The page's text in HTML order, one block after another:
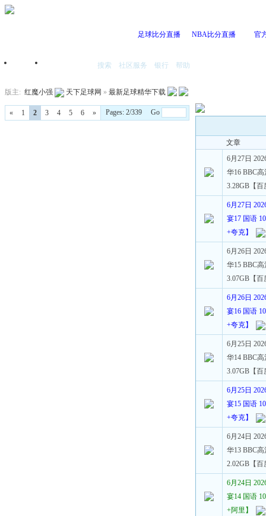
足球比分直播 NBA比分直播 官
首页 搜索 社区服务 银行 帮助
版主: 红魔小强 天下足球网 » 最新足球精华下载
« 1 2 3 4 5 6 » Pages: 2/339 Go
文章
6月27日
华16 BBC高
3.28GB【百
6月27日
宴17 国语
+夸克】
6月26日
华15 BBC高
3.07GB【百
6月26日
宴16 国语
+夸克】
6月25日
华14 BBC高
3.07GB【百
6月25日
宴15 国语
+夸克】
6月24日
华13 BBC高
2.02GB【百
6月24日
宴14 国语
+阿里】